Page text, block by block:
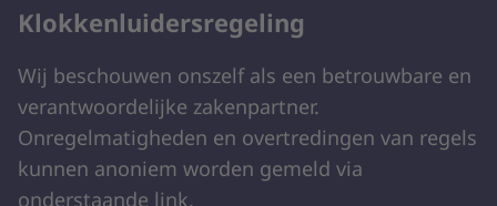
Klokkenluidersregeling
Wij beschouwen onszelf als een betrouwbare en
verantwoordelijke zakenpartner.
Onregelmatigheden en overtredingen van regels
kunnen anoniem worden gemeld via
onderstaande link.